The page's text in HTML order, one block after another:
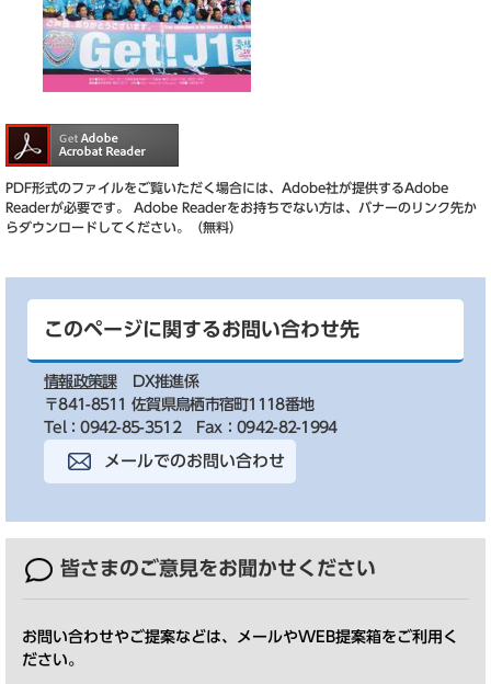
PDF形式のファイルをご覧いただく場合には、Adobe社が提供するAdobe
Readerが必要です。
Adobe Readerをお持ちでない方は、バナーのリンク先か
らダウンロードしてください。（無料）
このページに関するお問い合わせ先
情報政策課
DX推進係
〒841-8511 佐賀県鳥栖市宿町1118番地
Tel：0942-85-3512
Fax：0942-82-1994
メールでのお問い合わせ
皆さまのご意見をお聞かせください
お問い合わせやご提案などは、メールやWEB提案箱をご利用く
ださい。